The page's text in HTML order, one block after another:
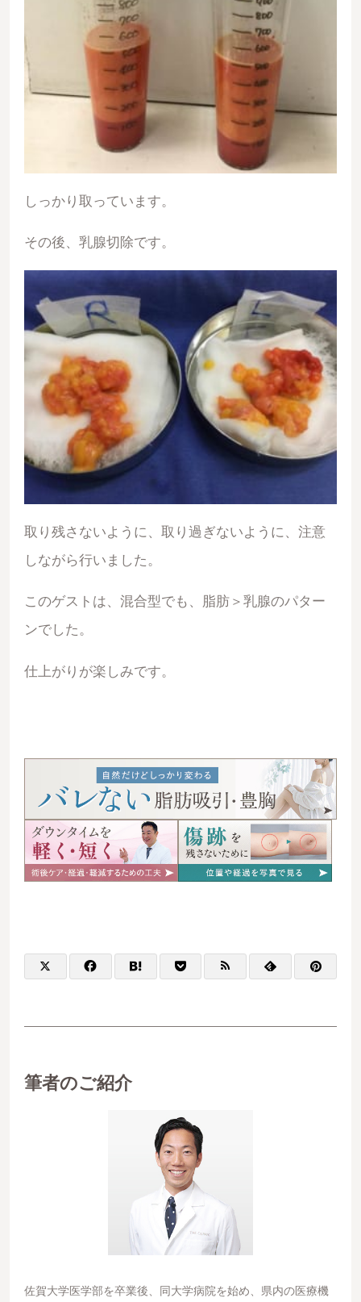
しっかり取っています。
その後、乳腺切除です。
取り残さないように、取り過ぎないように、注意
しながら行いました。
このゲストは、混合型でも、脂肪＞乳腺のパター
ンでした。
仕上がりが楽しみです。
筆者のご紹介
佐賀大学医学部を卒業後、同大学病院を始め、県内の医療機